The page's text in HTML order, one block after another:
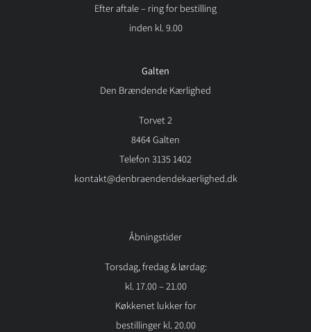
Efter aftale – ring for bestilling
inden kl. 9.00
Galten
Den Brændende Kærlighed
Torvet 2
8464 Galten
Telefon 3135 1402
kontakt@denbraendendekaerlighed.dk
Åbningstider
Torsdag, fredag & lørdag:
kl. 17.00 – 21.00
Køkkenet lukker for
bestillinger kl. 20.00